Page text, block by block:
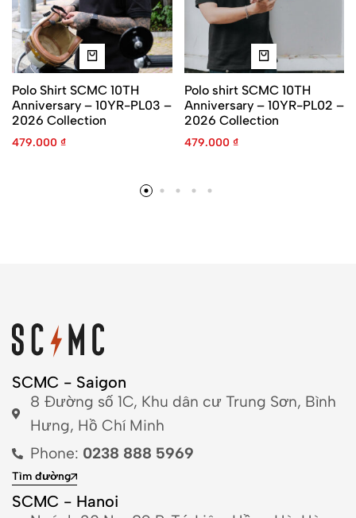
Polo Shirt SCMC 10TH
Anniversary – 10YR-PL03 –
2026 Collection
479.000 ₫
Polo shirt SCMC 10TH
Anniversary – 10YR-PL02 –
2026 Collection
479.000 ₫
SCMC - Saigon
8 Đường số 1C, Khu dân cư Trung Sơn, Bình
Hưng, Hồ Chí Minh
Phone: 0238 888 5969
Tìm đường
SCMC - Hanoi